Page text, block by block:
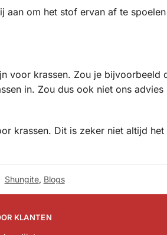
aan om het stof ervan af te
voor krassen. Zou je bijvoorbeeld
in. Zou dus ook niet ons
krassen. Dit is zeker niet altijd het
Shungite, Blogs
KLANTEN